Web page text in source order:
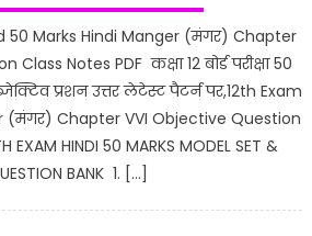
50 Marks Hindi Manger (मंगर) Chapter
Notes PDF कक्षा 12 बोर्ड परीक्षा 50
प्रशन उत्तर लेटेस्ट पैटर्न पर,12th Exam
(मंगर) Chapter VVI Objective Question
EXAM HINDI 50 MARKS MODEL SET &
BANK 1. […]